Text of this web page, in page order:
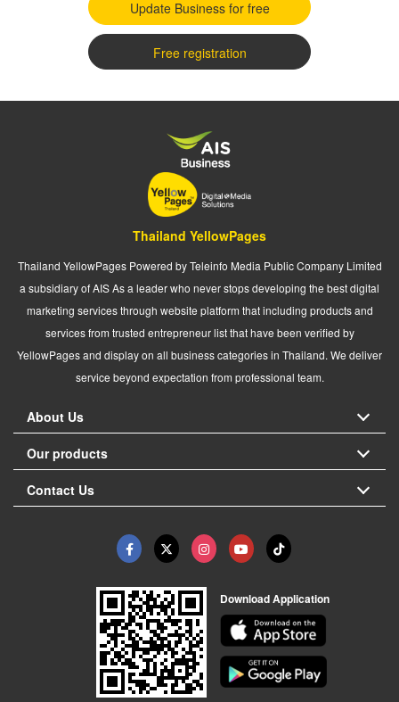
Update Business for free
Free registration
Thailand YellowPages
Thailand YellowPages Powered by Teleinfo Media Public Company Limited
a subsidiary of AIS As a leader who never stops developing the best digital
marketing services through website platform that including products and
services from trusted entrepreneur list that have been verified by
YellowPages and display on all business categories in Thailand. We deliver
service beyond expectation from professional team.
About Us
Our products
Contact Us
Download Application